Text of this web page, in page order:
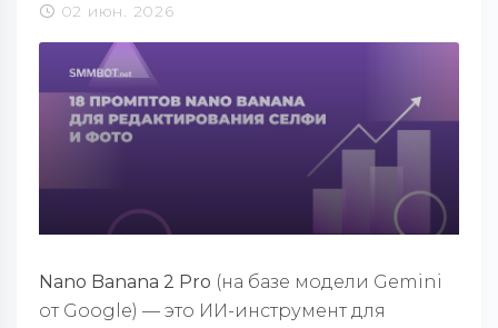
02 июн. 2026
Nano Banana 2 Pro (на базе модели Gemini
от Google) — это ИИ-инструмент для